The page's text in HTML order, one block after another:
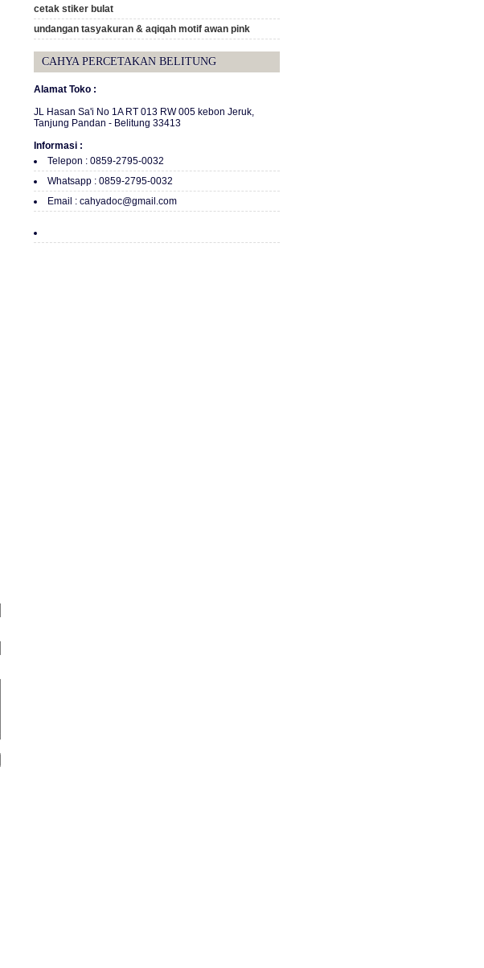
cetak stiker bulat
undangan tasyakuran & aqiqah motif awan pink
CAHYA PERCETAKAN BELITUNG
Alamat Toko :
JL Hasan Sa'i No 1A RT 013 RW 005 kebon Jeruk,
Tanjung Pandan - Belitung 33413
Informasi :
Telepon : 0859-2795-0032
Whatsapp : 0859-2795-0032
Email : cahyadoc@gmail.com